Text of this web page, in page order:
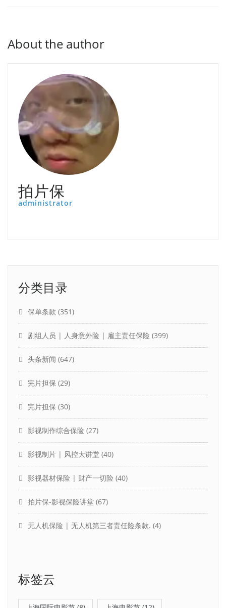
About the author
拍片保
administrator
分类目录
保单条款 (351)
剧组人员 | 人身意外险 | 雇主责任保险 (399)
头条新闻 (647)
完片担保 (29)
完片担保 (30)
影视制作综合保险 (27)
影视制片 | 风控大讲堂 (40)
影视器材保险 | 财产一切险 (40)
拍片保-影视保险讲堂 (67)
无人机保险 | 无人机第三者责任险条款. (4)
标签云